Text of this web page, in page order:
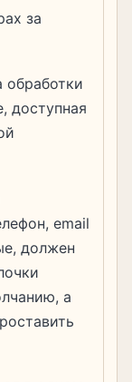
за
обработки
доступная
email
должен
а